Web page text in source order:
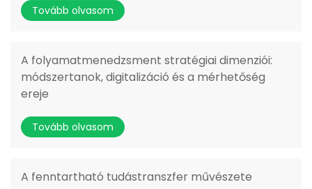
Tovább olvasom
A folyamatmenedzsment stratégiai dimenziói:
módszertanok, digitalizáció és a mérhetőség
ereje
Tovább olvasom
A fenntartható tudástranszfer művészete